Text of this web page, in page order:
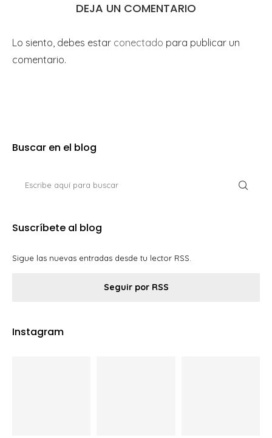
DEJA UN COMENTARIO
Lo siento, debes estar conectado para publicar un
comentario.
Buscar en el blog
Suscríbete al blog
Sigue las nuevas entradas desde tu lector RSS.
Seguir por RSS
Instagram